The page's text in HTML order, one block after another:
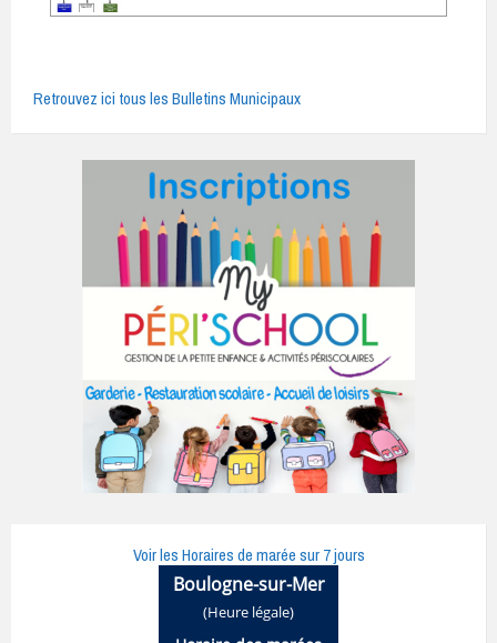
Retrouvez ici tous les Bulletins Municipaux
Voir les Horaires de marée sur 7 jours